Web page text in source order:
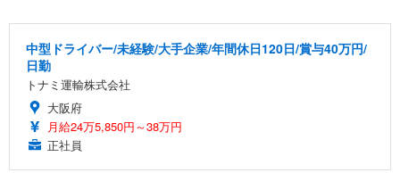
中型ドライバー/未経験/大手企業/年間休日120日/賞与40万円/
日勤
トナミ運輸株式会社
大阪府
月給24万5,850円～38万円
正社員